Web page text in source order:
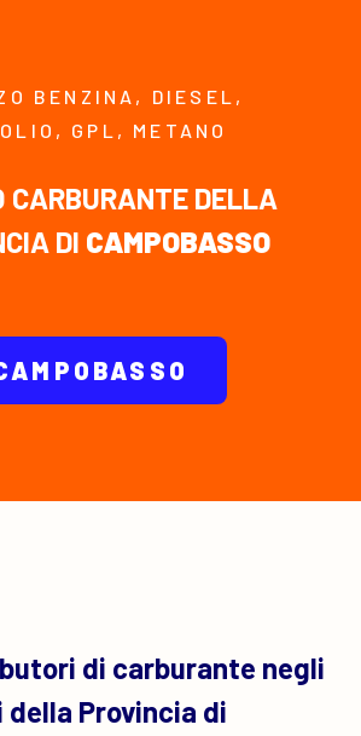
BENZINA, DIESEL,
GPL, METANO
CARBURANTE DELLA
DI CAMPOBASSO
di carburante negli
della Provincia di